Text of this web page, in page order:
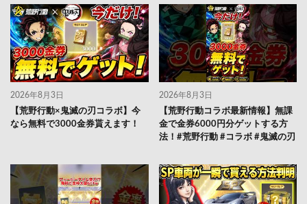
2026年8月3日
【荒野行動×鬼滅の刃コラボ】今
なら無料で3000金券貰えます！
2026年8月3日
【荒野行動コラボ最新情報】無課
金で金券6000円分ゲットする方
法！#荒野行動 #コラボ #鬼滅の刃